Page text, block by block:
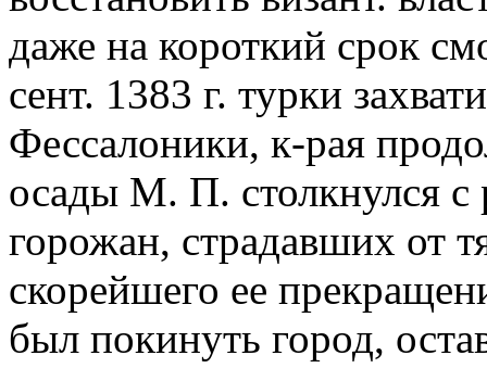
даже на короткий срок
сент. 1383 г. турки
Фессалоники, к-рая
осады М. П. столкнулся с
горожан, страдавших от
скорейшего ее
был покинуть город,